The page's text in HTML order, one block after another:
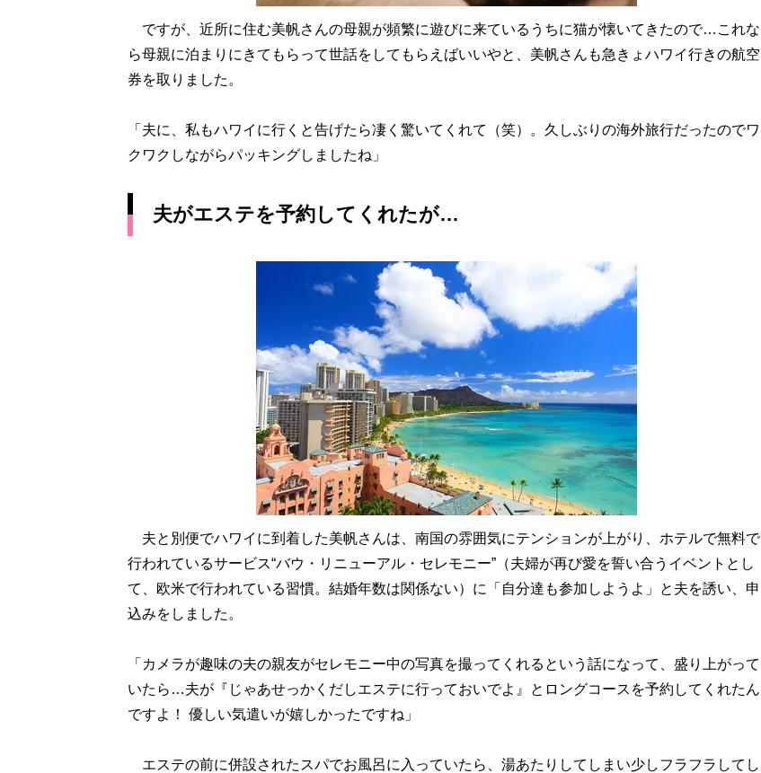
ですが、近所に住む美帆さんの母親が頻繁に遊びに来ているうちに猫が懐いてきたので…これな
ら母親に泊まりにきてもらって世話をしてもらえばいいやと、美帆さんも急きょハワイ行きの航空
券を取りました。
「夫に、私もハワイに行くと告げたら凄く驚いてくれて（笑）。久しぶりの海外旅行だったのでワ
クワクしながらパッキングしましたね」
夫がエステを予約してくれたが…
夫と別便でハワイに到着した美帆さんは、南国の雰囲気にテンションが上がり、ホテルで無料で
行われているサービス“バウ・リニューアル・セレモニー”（夫婦が再び愛を誓い合うイベントとし
て、欧米で行われている習慣。結婚年数は関係ない）に「自分達も参加しようよ」と夫を誘い、申
込みをしました。
「カメラが趣味の夫の親友がセレモニー中の写真を撮ってくれるという話になって、盛り上がって
いたら…夫が『じゃあせっかくだしエステに行っておいでよ』とロングコースを予約してくれたん
ですよ！ 優しい気遣いが嬉しかったですね」
エステの前に併設されたスパでお風呂に入っていたら、湯あたりしてしまい少しフラフラしてし